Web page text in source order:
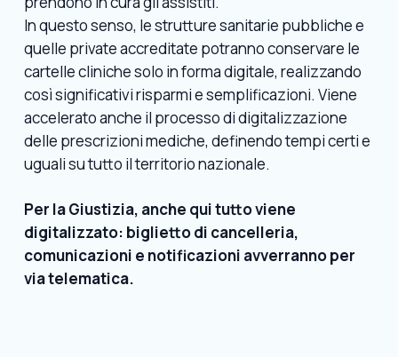
In questo senso, le strutture sanitarie pubbliche e
quelle private accreditate potranno conservare le
cartelle cliniche solo in forma digitale, realizzando
così significativi risparmi e semplificazioni. Viene
accelerato anche il processo di digitalizzazione
delle prescrizioni mediche, definendo tempi certi e
uguali su tutto il territorio nazionale.
Per la Giustizia, anche qui tutto viene
digitalizzato: biglietto di cancelleria,
comunicazioni e notificazioni avverranno per
via telematica.